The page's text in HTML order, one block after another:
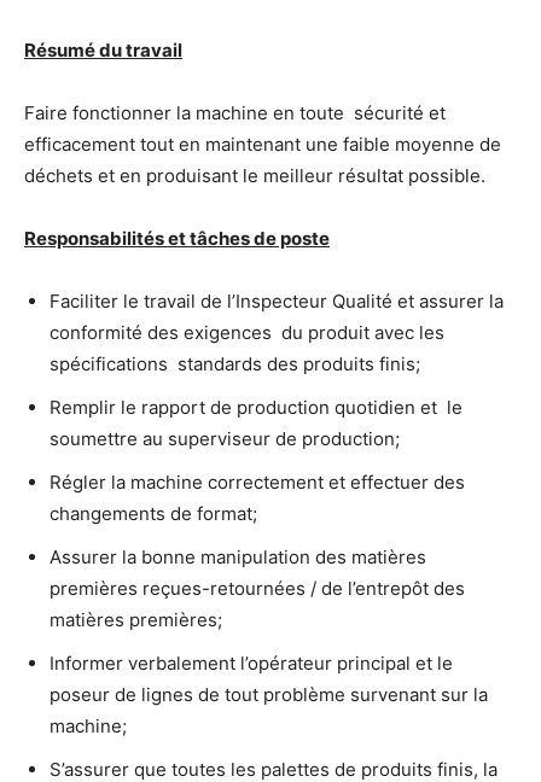
Résumé du travail
Faire fonctionner la machine en toute sécurité et
efficacement tout en maintenant une faible moyenne de
déchets et en produisant le meilleur résultat possible.
Responsabilités et tâches de poste
Faciliter le travail de l’Inspecteur Qualité et assurer la
conformité des exigences du produit avec les
spécifications standards des produits finis;
Remplir le rapport de production quotidien et le
soumettre au superviseur de production;
Régler la machine correctement et effectuer des
changements de format;
Assurer la bonne manipulation des matières
premières reçues-retournées / de l’entrepôt des
matières premières;
Informer verbalement l’opérateur principal et le
poseur de lignes de tout problème survenant sur la
machine;
S’assurer que toutes les palettes de produits finis, la